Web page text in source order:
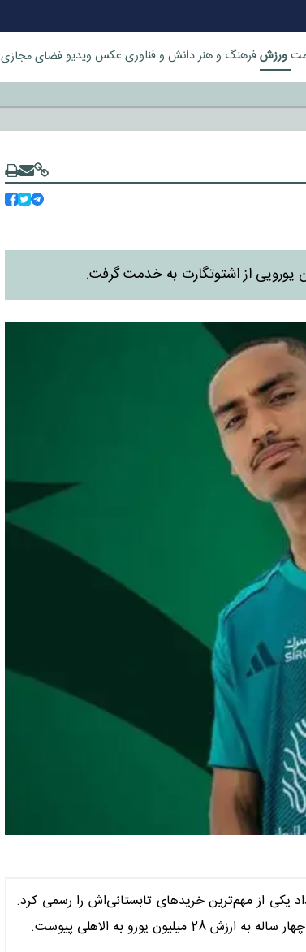
ورزشفرهنگ و هنردانش و فناوری عکس ویدیوفضای مجازی
یکی از مهم‌ترین خریدهای تابستانی‌اش را رسمی ‌کرد.